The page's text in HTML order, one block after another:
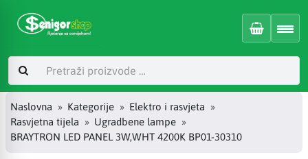
Naslovna Kategorije
Elektro i rasvjeta
Rasvjetna tijela
Ugradbene lampe
BRAYTRON LED PANEL 3W,WHT 4200K BP01-30310